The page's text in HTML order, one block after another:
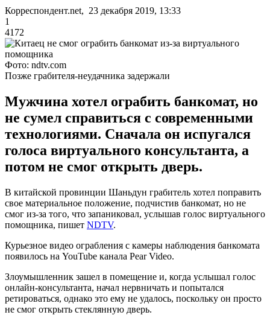
Корреспондент.net, 23 декабря 2019, 13:33
1
4172
Фото: ndtv.com
Позже грабителя-неудачника задержали
Мужчина хотел ограбить банкомат, но
не сумел справиться с современными
технологиями. Сначала он испугался
голоса виртуального консультанта, а
потом не смог открыть дверь.
В китайской провинции Шаньдун грабитель хотел поправить
свое материальное положение, подчистив банкомат, но не
смог из-за того, что запаниковал, услышав голос виртуального
помощника, пишет NDTV.
Курьезное видео ограбления с камеры наблюдения банкомата
появилось на YouTube канала Pear Video.
Злоумышленник зашел в помещение и, когда услышал голос
онлайн-консультанта, начал нервничать и попытался
ретироваться, однако это ему не удалось, поскольку он просто
не смог открыть стеклянную дверь.